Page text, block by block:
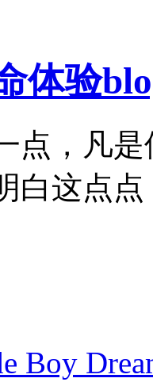
体验
点，凡
白这点
Boy